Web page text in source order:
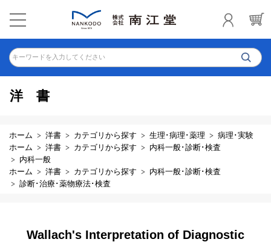
キーワードを入力してください
洋書
ホーム 洋書 カテゴリから探す 生理･病理･薬理
病理･実験
ホーム
洋書 カテゴリから探す
内科一般･診断･検査
内科一般
ホーム
洋書 カテゴリから探す
内科一般･診断･検査
診断･治療･薬物療法･検査
Wallach's Interpretation of Diagnostic